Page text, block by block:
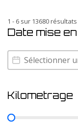
1 - 6 sur 13680 résultats
Date mise
Date mise
Date mise en
Kilometrage
Kilometrage